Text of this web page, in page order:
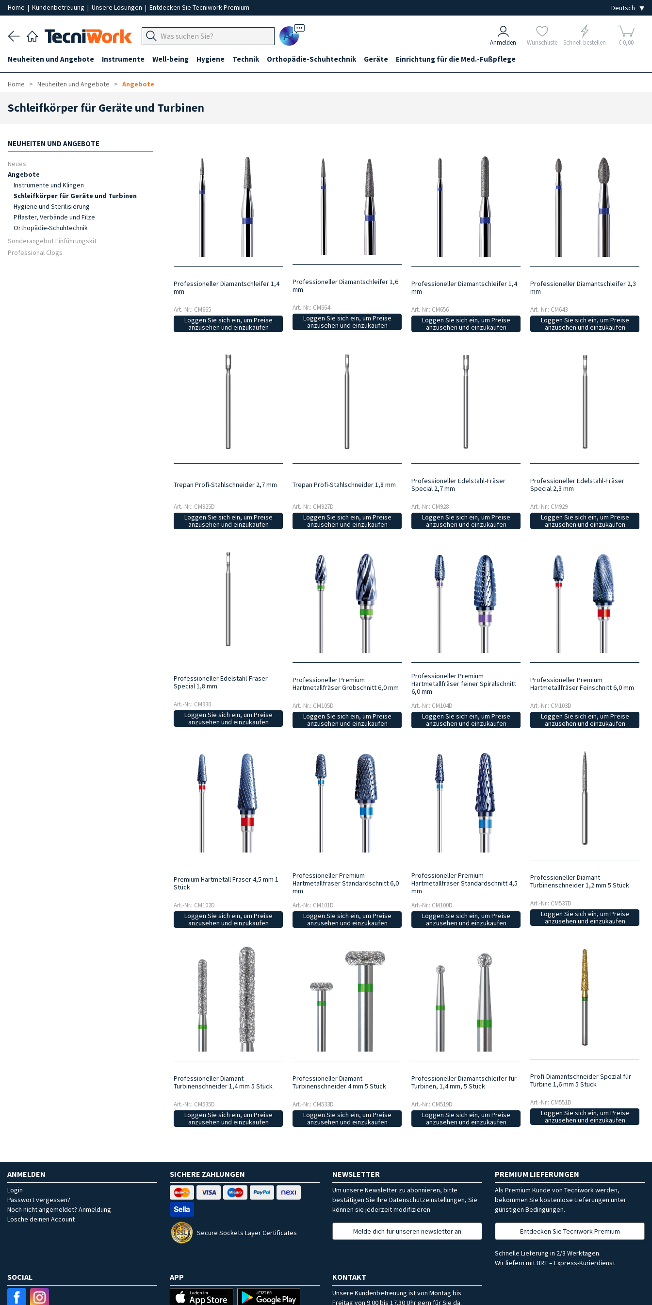
Home | Kundenbetreuung | Unsere Lösungen | Entdecken Sie Tecniwork Premium
Ai Anmelden Wunschliste Schnell bestellen € 0,00
Neuheiten und Angebote Instrumente Well-being Hygiene Technik Orthopädie-Schuhtechnik Geräte Einrichtung für die Med.-Fußpflege
Home Neuheiten und Angebote Angebote
Schleifkörper für Geräte und Turbinen
NEUHEITEN UND ANGEBOTE
Neues
Angebote
Instrumente und Klingen
Schleifkörper für Geräte und Turbinen
Hygiene und Sterilisierung
Pflaster, Verbände und Filze
Orthopädie-Schuhtechnik
Sonderangebot Einführungskit
Professional Clogs
Professioneller Diamantschleifer 1,4
mm
Art.-Nr.: CM665
Loggen Sie sich ein, um Preise
anzusehen und einzukaufen
Professioneller Diamantschleifer 1,6
mm
Art.-Nr.: CM664
Loggen Sie sich ein, um Preise
anzusehen und einzukaufen
Professioneller Diamantschleifer 1,4
mm
Art.-Nr.: CM656
Loggen Sie sich ein, um Preise
anzusehen und einzukaufen
Professioneller Diamantschleifer 2,3
mm
Art.-Nr.: CM643
Loggen Sie sich ein, um Preise
anzusehen und einzukaufen
Trepan Profi-Stahlschneider 2,7 mm
Art.-Nr.: CM925D
Loggen Sie sich ein, um Preise
anzusehen und einzukaufen
Trepan Profi-Stahlschneider 1,8 mm
Art.-Nr.: CM927D
Loggen Sie sich ein, um Preise
anzusehen und einzukaufen
Professioneller Edelstahl-Fräser
Special 2,7 mm
Art.-Nr.: CM928
Loggen Sie sich ein, um Preise
anzusehen und einzukaufen
Professioneller Edelstahl-Fräser
Special 2,3 mm
Art.-Nr.: CM929
Loggen Sie sich ein, um Preise
anzusehen und einzukaufen
Professioneller Edelstahl-Fräser
Special 1,8 mm
Art.-Nr.: CM930
Loggen Sie sich ein, um Preise
anzusehen und einzukaufen
Professioneller Premium
Hartmetallfräser Grobschnitt 6,0 mm
Art.-Nr.: CM105D
Loggen Sie sich ein, um Preise
anzusehen und einzukaufen
Professioneller Premium
Hartmetallfräser feiner Spiralschnitt
6,0 mm
Art.-Nr.: CM104D
Loggen Sie sich ein, um Preise
anzusehen und einzukaufen
Professioneller Premium
Hartmetallfräser Feinschnitt 6,0 mm
Art.-Nr.: CM103D
Loggen Sie sich ein, um Preise
anzusehen und einzukaufen
Premium Hartmetall Fräser 4,5 mm 1
Stück
Art.-Nr.: CM102D
Loggen Sie sich ein, um Preise
anzusehen und einzukaufen
Professioneller Premium
Hartmetallfräser Standardschnitt 6,0
mm
Art.-Nr.: CM101D
Loggen Sie sich ein, um Preise
anzusehen und einzukaufen
Professioneller Premium
Hartmetallfräser Standardschnitt 4,5
mm
Art.-Nr.: CM100D
Loggen Sie sich ein, um Preise
anzusehen und einzukaufen
Professioneller Diamant-
Turbinenschneider 1,2 mm 5 Stück
Art.-Nr.: CM537D
Loggen Sie sich ein, um Preise
anzusehen und einzukaufen
Professioneller Diamant-
Turbinenschneider 1,4 mm 5 Stück
Art.-Nr.: CM535D
Loggen Sie sich ein, um Preise
anzusehen und einzukaufen
Professioneller Diamant-
Turbinenschneider 4 mm 5 Stück
Art.-Nr.: CM533D
Loggen Sie sich ein, um Preise
anzusehen und einzukaufen
Professioneller Diamantschleifer für
Turbinen, 1,4 mm, 5 Stück
Art.-Nr.: CM519D
Loggen Sie sich ein, um Preise
anzusehen und einzukaufen
Profi-Diamantschneider Spezial für
Turbine 1,6 mm 5 Stück
Art.-Nr.: CM551D
Loggen Sie sich ein, um Preise
anzusehen und einzukaufen
ANMELDEN
Login
Passwort vergessen?
Noch nicht angemeldet? Anmeldung
Lösche deinen Account
SICHERE ZAHLUNGEN
Secure Sockets Layer Certificates
NEWSLETTER
Um unsere Newsletter zu abonnieren, bitte
bestätigen Sie Ihre Datenschutzeinstellungen, Sie
können sie jederzeit modifizieren
Melde dich für unseren newsletter an
PREMIUM LIEFERUNGEN
Als Premium Kunde von Tecniwork werden,
bekommen Sie kostenlose Lieferungen unter
günstigen Bedingungen.
Entdecken Sie Tecniwork Premium
Schnelle Lieferung in 2/3 Werktagen.
Wir liefern mit BRT – Express-Kurierdienst
SOCIAL APP KONTAKT
Unsere Kundenbetreuung ist von Montag bis
Freitag von 9.00 bis 17.30 Uhr gern für Sie da.